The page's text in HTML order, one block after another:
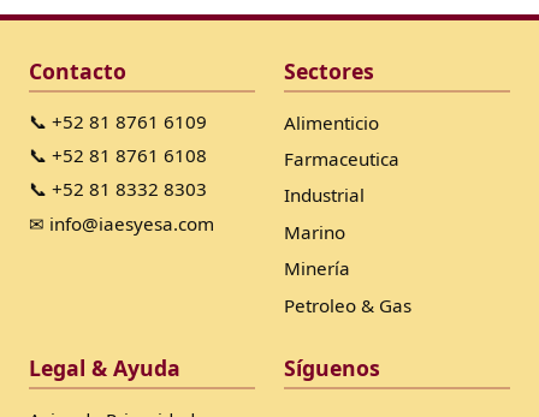
Contacto
📞 +52 81 8761 6109
📞 +52 81 8761 6108
📞 +52 81 8332 8303
✉ info@iaesyesa.com
Sectores
Alimenticio
Farmaceutica
Industrial
Marino
Minería
Petroleo & Gas
Legal & Ayuda Síguenos